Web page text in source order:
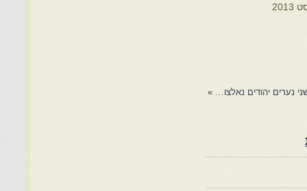
נערים יהודים נאלצו… »